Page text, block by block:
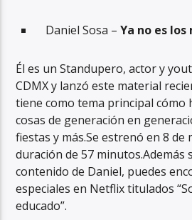
Daniel Sosa –Ya no es los
Él es un Standupero, actor y
CDMX y lanzó este material
tiene como tema principal cómo
cosas de generación en
fiestas y más.Se estrenó en 8 de
duración de 57 minutos.Además
contenido de Daniel, puedes
especiales en Netflix titulados
educado”.